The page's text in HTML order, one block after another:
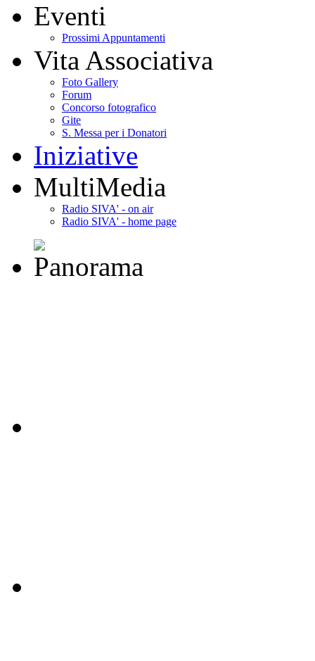
Eventi
Prossimi Appuntamenti
Vita Associativa
Foto Gallery
Forum
Concorso fotografico
Gite
S. Messa per i Donatori
Iniziative
MultiMedia
Radio SIVA' - on air
Radio SIVA' - home page